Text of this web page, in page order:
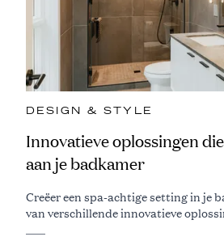
DESIGN & STYLE
Innovatieve oplossingen
aan je badkamer
Creëer een spa-achtige setting in je
van verschillende innovatieve